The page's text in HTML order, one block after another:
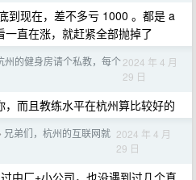
到现在，差不多亏 1000 。都是 a
直在涨，就赶紧全部抛掉了
州的健身房请个私教，每个2024 年 4 月
29 日
而且教练水平在杭州算比较好的
› 兄弟们，杭州的互联网就 2024 年 4 月
29 日
中厂+小公司，也没遇到过几个真